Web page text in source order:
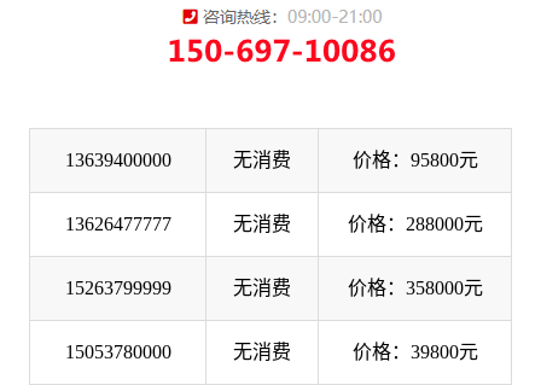
13639400000 无消费 价格：95800元
13626477777 无消费 价格：288000元
15263799999 无消费 价格：358000元
15053780000 无消费 价格：39800元